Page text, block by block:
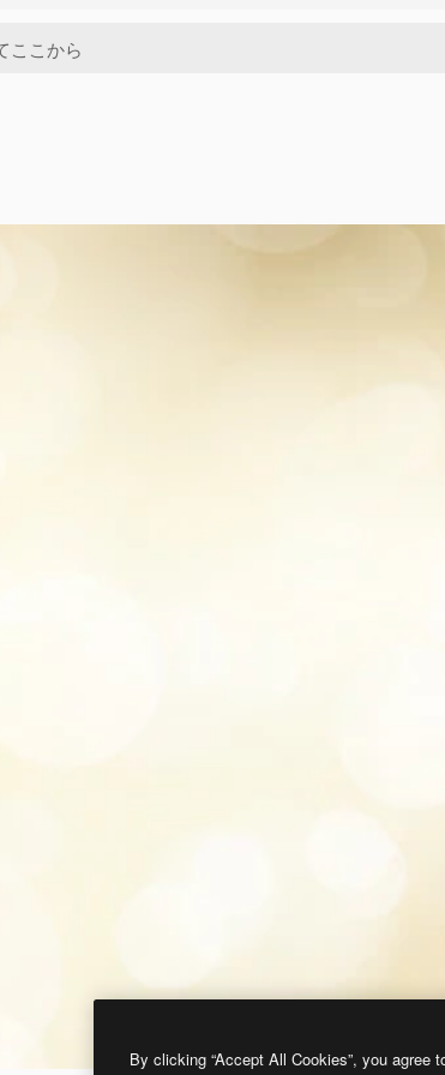
By clicking “Accept All Cookies”, you